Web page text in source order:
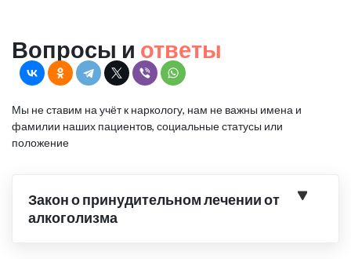
Вопросы и ответы
Мы не ставим на учёт к наркологу, нам не важны имена и
фамилии наших пациентов, социальные статусы или
положение
Закон о принудительном лечении от
алкоголизма